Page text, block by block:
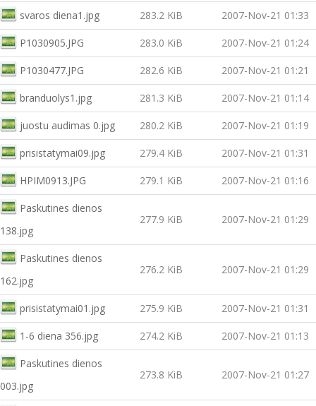
svaros diena1.jpg 283.2 KiB 2007-Nov-21 01:33
P1030905.JPG 283.0 KiB 2007-Nov-21 01:24
P1030477.JPG 282.6 KiB 2007-Nov-21 01:21
branduolys1.jpg 281.3 KiB 2007-Nov-21 01:14
juostu audimas 0.jpg 280.2 KiB 2007-Nov-21 01:19
prisistatymai09.jpg 279.4 KiB 2007-Nov-21 01:31
HPIM0913.JPG 279.1 KiB 2007-Nov-21 01:16
Paskutines dienos
138.jpg
277.9 KiB 2007-Nov-21 01:29
Paskutines dienos
162.jpg
276.2 KiB 2007-Nov-21 01:29
prisistatymai01.jpg 275.9 KiB 2007-Nov-21 01:31
1-6 diena 356.jpg 274.2 KiB 2007-Nov-21 01:13
Paskutines dienos
003.jpg
273.8 KiB 2007-Nov-21 01:27